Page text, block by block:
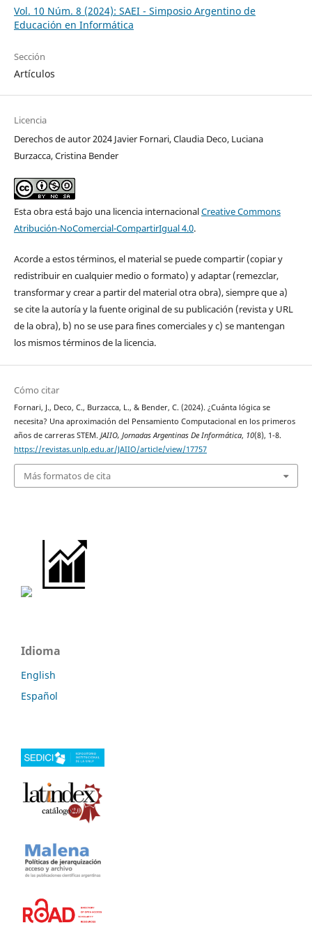
Vol. 10 Núm. 8 (2024): SAEI - Simposio Argentino de
Educación en Informática
Sección
Artículos
Licencia
Derechos de autor 2024 Javier Fornari, Claudia Deco, Luciana
Burzacca, Cristina Bender
Esta obra está bajo una licencia internacionalCreative Commons
Atribución-NoComercial-CompartirIgual 4.0.
Acorde a estos términos, el material se puede compartir (copiar y
redistribuir en cualquier medio o formato) y adaptar (remezclar,
transformar y crear a partir del material otra obra), siempre que a)
se cite la autoría y la fuente original de su publicación (revista y URL
de la obra), b) no se use para fines comerciales y c) se mantengan
los mismos términos de la licencia.
Cómo citar
Fornari, J., Deco, C., Burzacca, L., & Bender, C. (2024). ¿Cuánta lógica se
necesita? Una aproximación del Pensamiento Computacional en los primeros
años de carreras STEM. JAIIO, Jornadas Argentinas De Informática, 10(8), 1-8.
https://revistas.unlp.edu.ar/JAIIO/article/view/17757
Más formatos de cita
Idioma
English
Español